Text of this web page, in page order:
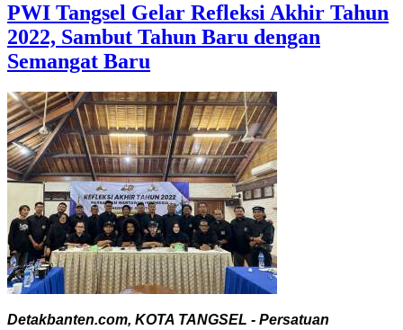
PWI Tangsel Gelar Refleksi Akhir Tahun
2022, Sambut Tahun Baru dengan
Semangat Baru
Detakbanten.com, KOTA TANGSEL - Persatuan